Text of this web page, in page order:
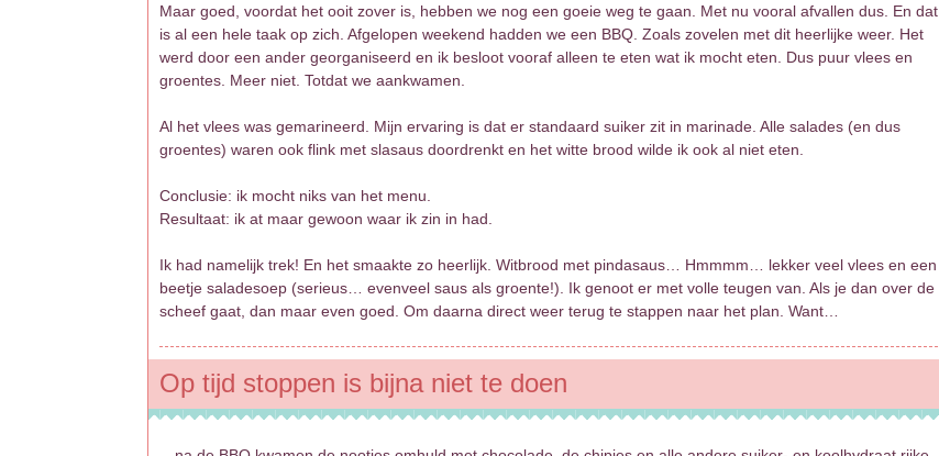
Maar goed, voordat het ooit zover is, hebben we nog een goeie weg te gaan. Met nu vooral afvallen dus. En dat
is al een hele taak op zich. Afgelopen weekend hadden we een BBQ. Zoals zovelen met dit heerlijke weer. Het
werd door een ander georganiseerd en ik besloot vooraf alleen te eten wat ik mocht eten. Dus puur vlees en
groentes. Meer niet. Totdat we aankwamen.
Al het vlees was gemarineerd. Mijn ervaring is dat er standaard suiker zit in marinade. Alle salades (en dus
groentes) waren ook flink met slasaus doordrenkt en het witte brood wilde ik ook al niet eten.
Conclusie: ik mocht niks van het menu.
Resultaat: ik at maar gewoon waar ik zin in had.
Ik had namelijk trek! En het smaakte zo heerlijk. Witbrood met pindasaus… Hmmmm… lekker veel vlees en een
beetje saladesoep (serieus… evenveel saus als groente!). Ik genoot er met volle teugen van. Als je dan over de
scheef gaat, dan maar even goed. Om daarna direct weer terug te stappen naar het plan. Want…
Op tijd stoppen is bijna niet te doen